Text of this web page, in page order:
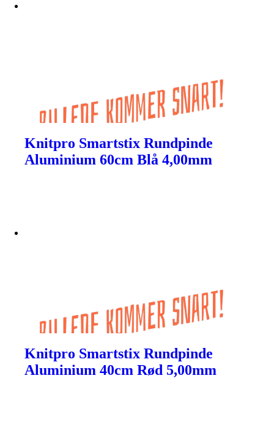
Knitpro Smartstix Rundpinde
Aluminium 60cm Blå 4,00mm
Knitpro Smartstix Rundpinde
Aluminium 40cm Rød 5,00mm